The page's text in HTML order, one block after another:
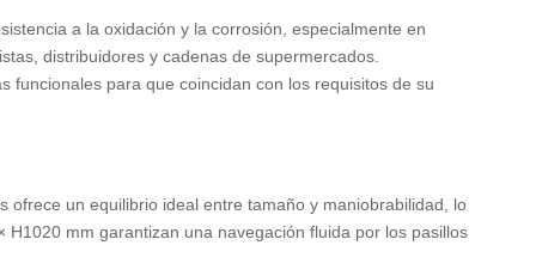
a la oxidación y la corrosión, especialmente en
distribuidores y cadenas de supermercados.
funcionales para que coincidan con los requisitos de su
ofrece un equilibrio ideal entre tamaño y maniobrabilidad, lo
mm garantizan una navegación fluida por los pasillos